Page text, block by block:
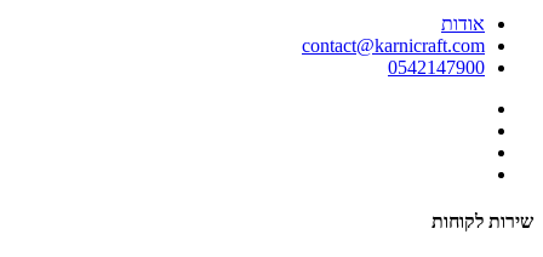
אודות
contact@karnicraft.com
0542147900
שירות לקוחות